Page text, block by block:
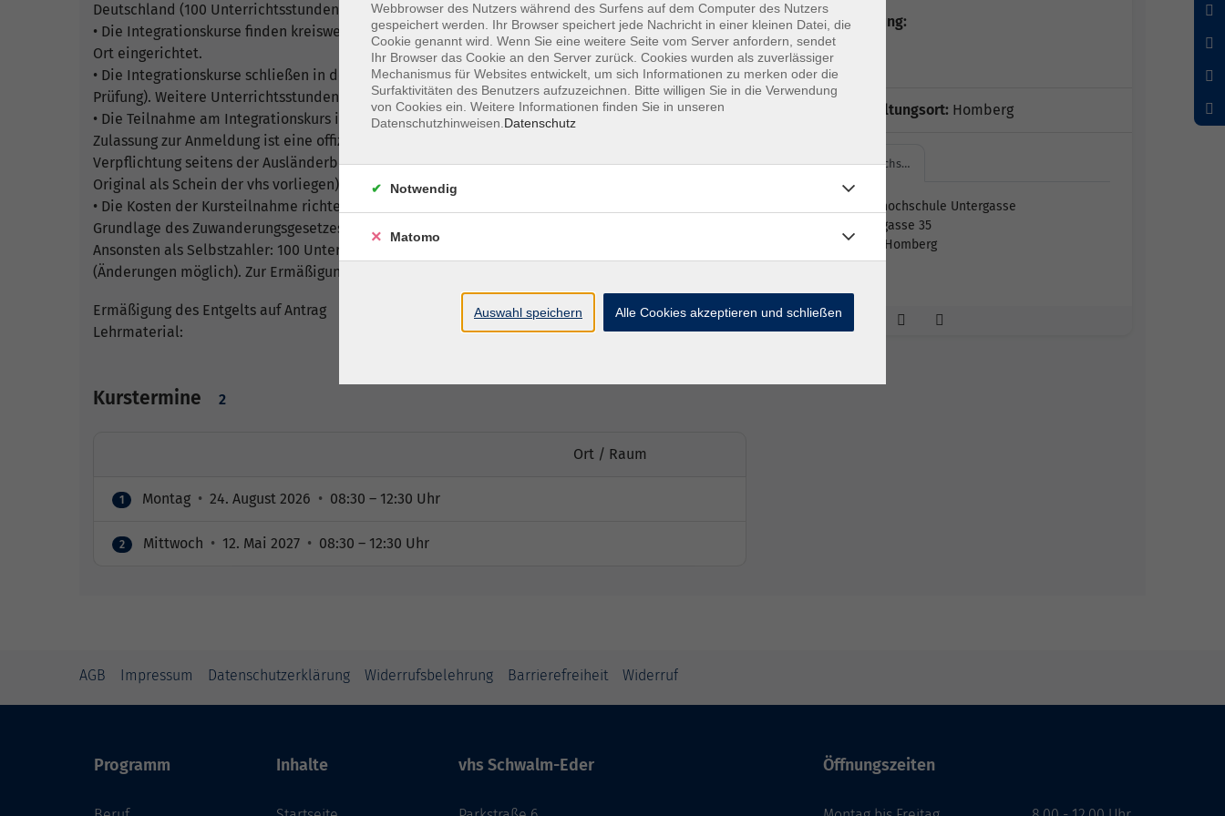
Deutschland (100 Unterrichtsstunden).
• Die Integrationskurse finden kreisweit statt. Bei großer Nachfrage werden zusätzliche Kurse vor
Ort eingerichtet.
• Die Integrationskurse schließen in der Regel mit dem Deutsch-Test für Zuwanderer ab (DTZ-
Prüfung). Weitere Unterrichtsstunden können im Wiederholungsfall bewilligt werden.
• Die Teilnahme am Integrationskurs ist durch das Zuwanderungsgesetz geregelt. Notwendig für die
Zulassung zur Anmeldung ist eine offizielle Berechtigung durch BAMF oder durch eine
Verpflichtung seitens der Ausländerbehörde oder des Kreis-Jobcenters (Dokument muss im
Original als Schein der vhs vorliegen).
• Die Kosten der Kursteilnahme richten sich nach dem Status der teilnehmenden Person. Auf
Grundlage des Zuwanderungsgesetzes: 100 Unterrichtsstunden/229,-- Euro (ermäßigt: 0,00 Euro).
Ansonsten als Selbstzahler: 100 Unterrichtsstunden/458,-- Euro (ermäßigt: 114,50,- Euro
(Änderungen möglich). Zur Ermäßigung des Kursentgelts ist ein Antrag zu stellen.
Ermäßigung des Entgelts auf Antrag
Lehrmaterial:
Kurstermine 2
Ort / Raum
1 Montag • 24. August 2026 • 08:30 – 12:30 Uhr
2 Mittwoch • 12. Mai 2027 • 08:30 – 12:30 Uhr
Kursleitung:
N.N.
Veranstaltungsort: Homberg
Volkshochs…
Volkshochschule Untergasse
Untergasse 35
34576 Homberg
103
AGB Impressum Datenschutzerklärung Widerrufsbelehrung Barrierefreiheit Widerruf
Programm Inhalte vhs Schwalm-Eder Öffnungszeiten
Webbrowser des Nutzers während des Surfens auf dem Computer des Nutzers
gespeichert werden. Ihr Browser speichert jede Nachricht in einer kleinen Datei, die
Cookie genannt wird. Wenn Sie eine weitere Seite vom Server anfordern, sendet
Ihr Browser das Cookie an den Server zurück. Cookies wurden als zuverlässiger
Mechanismus für Websites entwickelt, um sich Informationen zu merken oder die
Surfaktivitäten des Benutzers aufzuzeichnen. Bitte willigen Sie in die Verwendung
von Cookies ein. Weitere Informationen finden Sie in unseren
Datenschutzhinweisen. Datenschutz
Notwendig
Matomo
Auswahl speichern Alle Cookies akzeptieren und schließen